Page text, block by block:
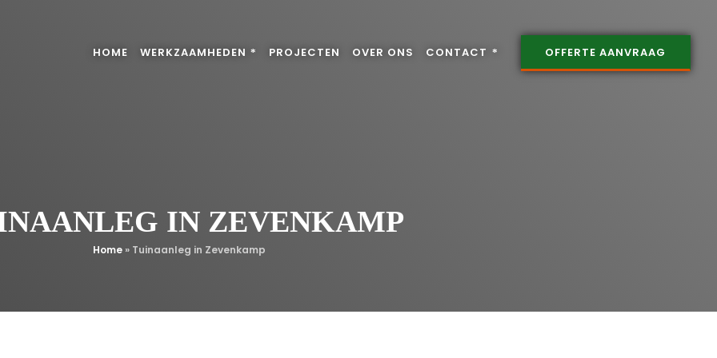
HOME WERKZAAMHEDEN PROJECTEN OVER ONS CONTACT OFFERTE AANVRAAG
IN ZEVENKAMP
Home» Tuinaanleg in Zevenkamp